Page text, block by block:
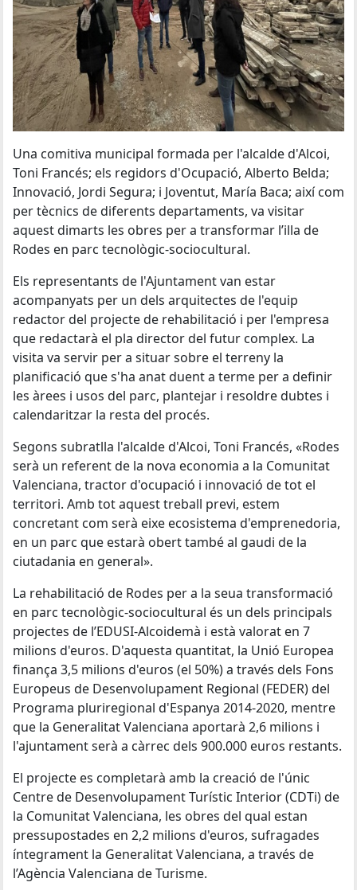
Una comitiva municipal formada per l'alcalde d'Alcoi,
Toni Francés; els regidors d'Ocupació, Alberto Belda;
Innovació, Jordi Segura; i Joventut, María Baca; així com
per tècnics de diferents departaments, va visitar
aquest dimarts les obres per a transformar l’illa de
Rodes en parc tecnològic-sociocultural.
Els representants de l'Ajuntament van estar
acompanyats per un dels arquitectes de l'equip
redactor del projecte de rehabilitació i per l'empresa
que redactarà el pla director del futur complex. La
visita va servir per a situar sobre el terreny la
planificació que s'ha anat duent a terme per a definir
les àrees i usos del parc, plantejar i resoldre dubtes i
calendaritzar la resta del procés.
Segons subratlla l'alcalde d'Alcoi, Toni Francés, «Rodes
serà un referent de la nova economia a la Comunitat
Valenciana, tractor d'ocupació i innovació de tot el
territori. Amb tot aquest treball previ, estem
concretant com serà eixe ecosistema d'emprenedoria,
en un parc que estarà obert també al gaudi de la
ciutadania en general».
La rehabilitació de Rodes per a la seua transformació
en parc tecnològic-sociocultural és un dels principals
projectes de l’EDUSI-Alcoidemà i està valorat en 7
milions d'euros. D'aquesta quantitat, la Unió Europea
finança 3,5 milions d'euros (el 50%) a través dels Fons
Europeus de Desenvolupament Regional (FEDER) del
Programa pluriregional d'Espanya 2014-2020, mentre
que la Generalitat Valenciana aportarà 2,6 milions i
l'ajuntament serà a càrrec dels 900.000 euros restants.
El projecte es completarà amb la creació de l'únic
Centre de Desenvolupament Turístic Interior (CDTi) de
la Comunitat Valenciana, les obres del qual estan
pressupostades en 2,2 milions d'euros, sufragades
íntegrament la Generalitat Valenciana, a través de
l’Agència Valenciana de Turisme.